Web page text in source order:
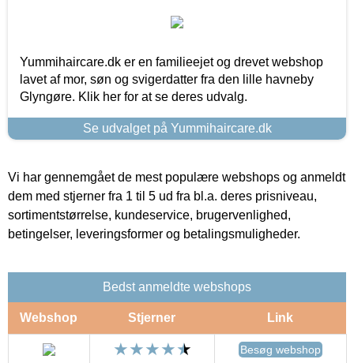
Yummihaircare.dk er en familieejet og drevet webshop
lavet af mor, søn og svigerdatter fra den lille havneby
Glyngøre. Klik her for at se deres udvalg.
Se udvalget på Yummihaircare.dk
Vi har gennemgået de mest populære webshops og anmeldt
dem med stjerner fra 1 til 5 ud fra bl.a. deres prisniveau,
sortimentstørrelse, kundeservice, brugervenlighed,
betingelser, leveringsformer og betalingsmuligheder.
Bedst anmeldte webshops
Webshop Stjerner Link
Besøg webshop